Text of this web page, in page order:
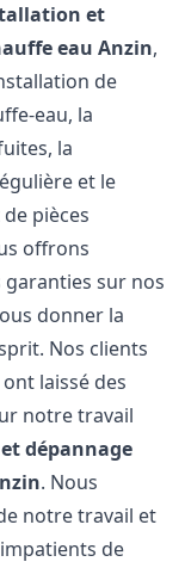
et
eau Anzin,
de
eau, la
la
et le
pièces
offrons
garanties sur nos
donner la
Nos clients
laissé des
notre travail
dépannage
. Nous
notre travail et
de